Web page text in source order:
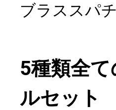
ブラススパ
5種類全
ルセット